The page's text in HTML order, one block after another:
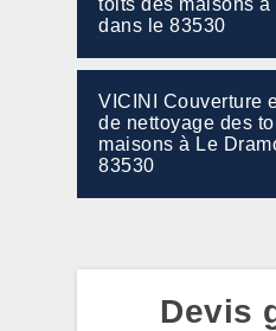
toits des maisons à
dans le 83530
VICINI Couverture
de nettoyage des
maisons à Le
83530
Devis